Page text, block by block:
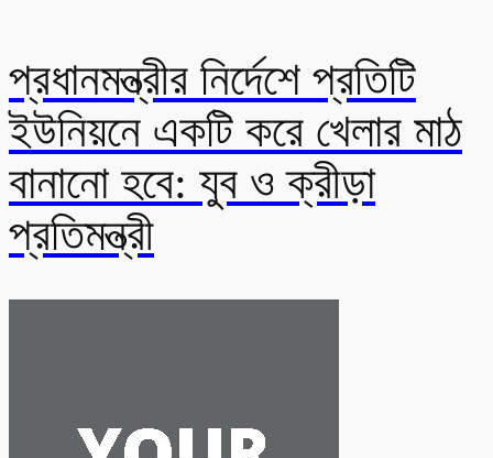
প্রধানমন্ত্রীর নির্দেশে প্রতিটি
ইউনিয়নে একটি করে খেলার মাঠ
বানানো হবে: যুব ও ক্রীড়া
প্রতিমন্ত্রী